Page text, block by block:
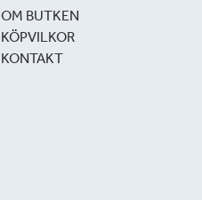
OM BUTKEN
KÖPVILKOR
KONTAKT